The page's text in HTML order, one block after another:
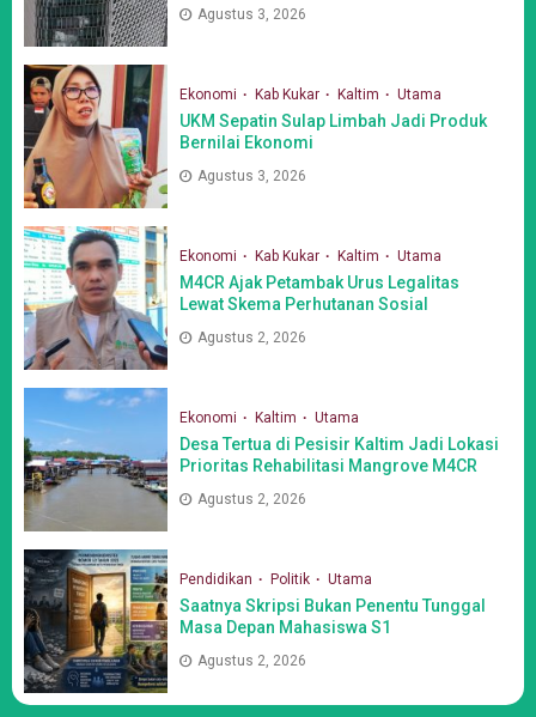
Agustus 3, 2026
Ekonomi Kab Kukar Kaltim Utama
UKM Sepatin Sulap Limbah Jadi Produk
Bernilai Ekonomi
Agustus 3, 2026
Ekonomi Kab Kukar Kaltim Utama
M4CR Ajak Petambak Urus Legalitas
Lewat Skema Perhutanan Sosial
Agustus 2, 2026
Ekonomi Kaltim Utama
Desa Tertua di Pesisir Kaltim Jadi Lokasi
Prioritas Rehabilitasi Mangrove M4CR
Agustus 2, 2026
Pendidikan Politik Utama
Saatnya Skripsi Bukan Penentu Tunggal
Masa Depan Mahasiswa S1
Agustus 2, 2026